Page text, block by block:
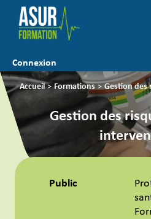
Connexion
Accueil > Formations > Gestion des
Gestion des
Public